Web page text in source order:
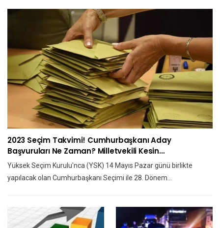
2023 Seçim Takvimi! Cumhurbaşkanı Aday
Başvuruları Ne Zaman? Milletvekili Kesin…
Yüksek Seçim Kurulu'nca (YSK) 14 Mayıs Pazar günü birlikte
yapılacak olan Cumhurbaşkanı Seçimi ile 28. Dönem…